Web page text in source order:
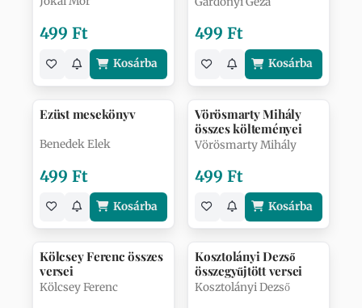
499 Ft
Kosárba
499 Ft
Kosárba
Ezüst mesekönyv
Benedek Elek
499 Ft
Kosárba
Vörösmarty Mihály
összes költeményei
Vörösmarty Mihály
499 Ft
Kosárba
Kölcsey Ferenc összes
versei
Kölcsey Ferenc
Kosztolányi Dezső
összegyűjtött versei
Kosztolányi Dezső